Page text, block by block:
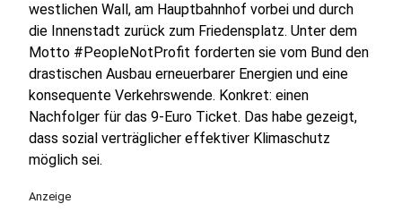
westlichen Wall, am Hauptbahnhof vorbei und durch
die Innenstadt zurück zum Friedensplatz. Unter dem
Motto #PeopleNotProfit forderten sie vom Bund den
drastischen Ausbau erneuerbarer Energien und eine
konsequente Verkehrswende. Konkret: einen
Nachfolger für das 9-Euro Ticket. Das habe gezeigt,
dass sozial verträglicher effektiver Klimaschutz
möglich sei.
Anzeige